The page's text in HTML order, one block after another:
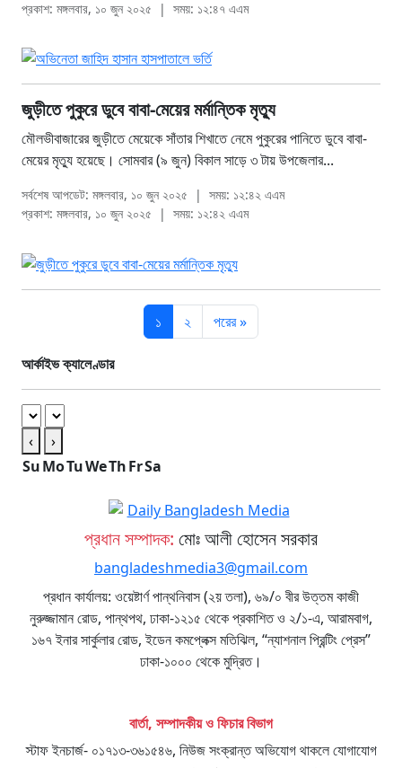
প্রকাশ: মঙ্গলবার, ১০ জুন ২০২৫
| সময়: ১২:৪৭ এএম
জুড়ীতে পুকুরে ডুবে বাবা-মেয়ের মর্মান্তিক মৃত্যু
মৌলভীবাজারের জুড়ীতে মেয়েকে সাঁতার শিখাতে নেমে পুকুরের পানিতে ডুবে বাবা-
মেয়ের মৃত্যু হয়েছে। সোমবার (৯ জুন) বিকাল সাড়ে ৩ টায় উপজেলার...
সর্বশেষ আপডেট: মঙ্গলবার, ১০ জুন ২০২৫ | সময়: ১২:৪২ এএম
প্রকাশ: মঙ্গলবার, ১০ জুন ২০২৫
| সময়: ১২:৪২ এএম
১ ২ পরের »
আর্কাইভ ক্যালেণ্ডার
‹
›
SuMoTuWeThFrSa
প্রধান সম্পাদক: মোঃ আলী হোসেন সরকার
bangladeshmedia3@gmail.com
প্রধান কার্যালয়: ওয়েষ্টার্ণ পান্থনিবাস (২য় তলা), ৬৯/০ বীর উত্তম কাজী
নুরুজ্জামান রোড, পান্থপথ, ঢাকা-১২১৫ থেকে প্রকাশিত ও ২/১-এ, আরামবাগ,
১৬৭ ইনার সার্কুলার রোড, ইডেন কমপ্লেক্স মতিঝিল, “ন্যাশনাল প্রিন্টিং প্রেস”
ঢাকা-১০০০ থেকে মুদ্রিত।
বার্তা, সম্পাদকীয় ও ফিচার বিভাগ
স্টাফ ইনচার্জ- ০১৭১৩-৩৬১৫৪৬, নিউজ সংক্রান্ত অভিযোগ থাকলে যোগাযোগ